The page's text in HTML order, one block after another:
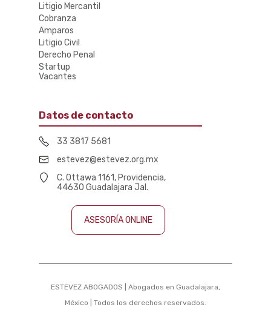
Litigio Mercantil
Cobranza
Amparos
Litigio Civil
Derecho Penal
Startup
Vacantes
Datos de contacto
33 3817 5681
estevez@estevez.org.mx
C. Ottawa 1161, Providencia,
44630 Guadalajara Jal.
ASESORÍA ONLINE
ESTEVEZ ABOGADOS | Abogados en Guadalajara,
México | Todos los derechos reservados.